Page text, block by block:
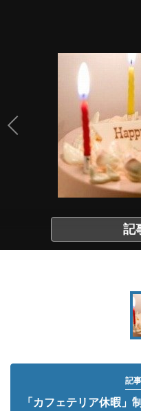
記
記
「カフェテリア休暇」